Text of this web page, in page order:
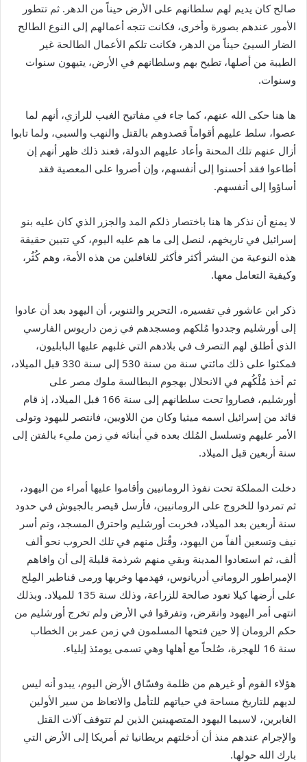
صالح كان يديم لهم سلطانهم على الأرض حيناً من الدهر. ثم تتطور
الأمور عندهم بصورة وأخرى، فكانت تتجه أعمالهم إلى النوع الطالح
الضار السيئ حيناً من الدهر، فكانت تلكم الأعمال الطالحة غير
الطيبة من أصلها، تطيح بهم وسلطانهم في الأرض، يتيهون سنوات
وسنوات.
ها هنا حكى الله عنهم، كما جاء في مفاتيح الغيب للرازي، أنهم لما
عصوا، سلط عليهم أقواماً قصدوهم بالقتل والنهب والسبي، ولما تابوا
أزال عنهم تلك المحنة وأعاد عليهم الدولة، فعند ذلك ظهر أنهم إن
أطاعوا فقد أحسنوا إلى أنفسهم، وإن أصروا على المعصية فقد
أساؤوا إلى أنفسهم.
لا يمنع أن نذكر ها هنا باختصار ذلكم المد والجزر الذي كان عليه بنو
إسرائيل في تاريخهم، لنصل إلى ما هم عليه اليوم، كي تتبين حقيقة
هذه النوعية من البشر أكثر فأكثر للغافلين من هذه الأمة، وهم كُثُر،
وكيفية التعامل معها.
ذكر ابن عاشور في تفسيره، التحرير والتنوير، أن اليهود بعد أن عادوا
إلى أورشليم وجددوا مُلكهم ومسجدهم في زمن داريوس الفارسي
الذي أطلق لهم التصرف في بلادهم التي غلبهم عليها البابليون،
فمكثوا على ذلك مائتي سنة من سنة 530 إلى سنة 330 قبل الميلاد،
ثم أخذ مُلْكُهم في الانحلال بهجوم البطالسة ملوك مصر على
أورشليم، فصاروا تحت سلطانهم إلى سنة 166 قبل الميلاد، إذ قام
قائد من إسرائيل اسمه ميثيا وكان من اللاويين، فانتصر لليهود وتولى
الأمر عليهم وتسلسل المُلك بعده في أبنائه في زمن مليء بالفتن إلى
سنة أربعين قبل الميلاد.
دخلت المملكة تحت نفوذ الرومانيين وأقاموا عليها أمراء من اليهود،
ثم تمردوا للخروج على الرومانيين، فأرسل قيصر بالجيوش في حدود
سنة أربعين بعد الميلاد، فخربت أورشليم واحترق المسجد، وتم أسر
نيف وتسعين ألفاً من اليهود، وقُتل منهم في تلك الحروب نحو ألف
ألف، ثم استعادوا المدينة وبقي منهم شرذمة قليلة إلى أن وافاهم
الإمبراطور الروماني أدريانوس، فهدمها وخربها ورمى قناطير المِلح
على أرضها كيلا تعود صالحة للزراعة، وذلك سنة 135 للميلاد. وبذلك
انتهى أمر اليهود وانقرض، وتفرقوا في الأرض ولم تخرج أورشليم من
حكم الرومان إلا حين فتحها المسلمون في زمن عمر بن الخطاب
سنة 16 للهجرة، صُلحاً مع أهلها وهي تسمى يومئذ إيلياء.
هؤلاء القوم أو غيرهم من ظلمة وفسّاق الأرض اليوم، يبدو أنه ليس
لديهم للتاريخ مساحة في حياتهم للتأمل والاتعاظ من سير الأولين
الغابرين، لاسيما اليهود المتصهينين الذين لم تتوقف آلات القتل
والإجرام عندهم منذ أن أدخلتهم بريطانيا ثم أمريكا إلى الأرض التي
بارك الله حولها.